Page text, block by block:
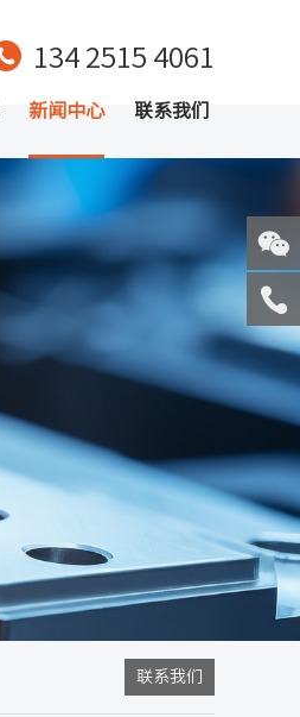
134 2515 4061
新闻中心 联系我们
联系我们
关注
微信
服务
顶部